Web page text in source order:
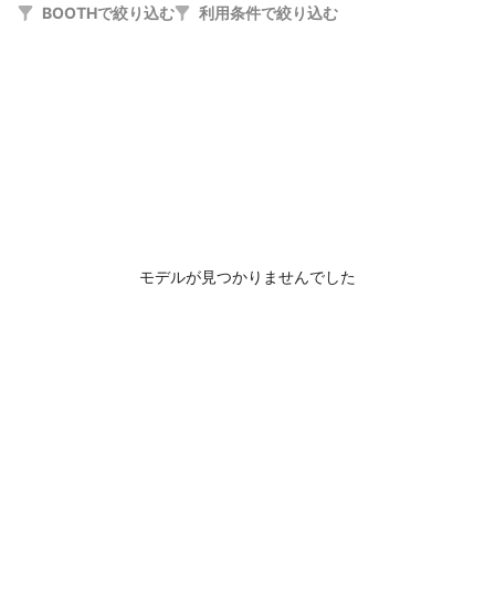
BOOTHで絞り込む 利用条件で絞り込む
モデルが見つかりませんでした